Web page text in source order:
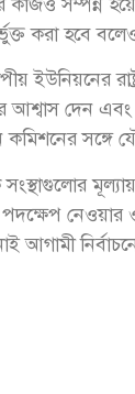
করা হবে
আশ্বাস দেন এবং
কমিশনের
পদক্ষেপ
আগামী